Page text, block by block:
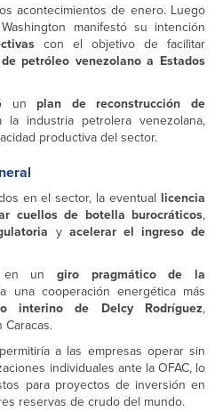
acontecimientos de enero. Luego
manifestó su intención
con el objetivo de facilitar
petróleo venezolano a Estados
un plan de reconstrucción de
la industria petrolera venezolana,
productiva del sector.
en el sector, la eventual licencia
cuellos de botella burocráticos,
y acelerar el ingreso de
en un giro pragmático de la
una cooperación energética más
interino de Delcy Rodríguez,
a las empresas operar sin
individuales ante la OFAC, lo
para proyectos de inversión en
reservas de crudo del mundo.